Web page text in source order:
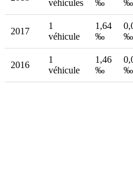
véhicules
‰
‰
2017
1
véhicule
1,64
‰
‰
2016
1
véhicule
1,46
‰
‰